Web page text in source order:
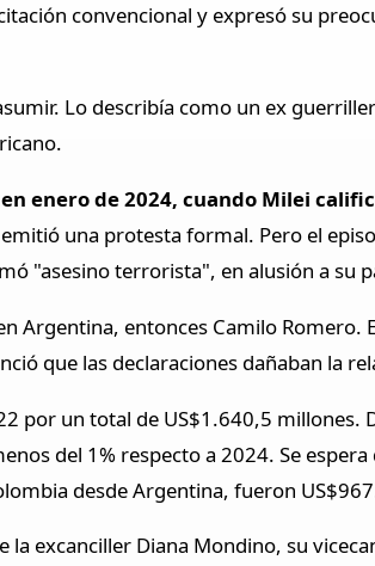
convencional y expresó su
Lo describía como un ex
enero de 2024, cuando Milei
una protesta formal. Pero el
"asesino terrorista", en alusión a su
Argentina, entonces Camilo Romero.
que las declaraciones dañaban la
por un total de US$1.640,5 millones.
del 1% respecto a 2024. Se
desde Argentina, fueron
excanciller Diana Mondino, su